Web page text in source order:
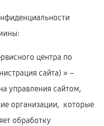
центра по
сайта) » –
управления сайтом,
организации, которые
обработку